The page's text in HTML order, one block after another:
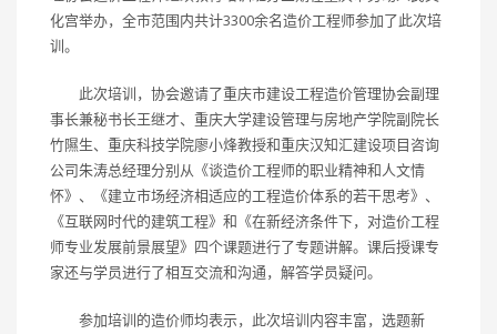
化宫举办，全市范围内共计3300余名造价工程师参加了此次培
训。
此次培训，协会邀请了重庆市建设工程造价管理协会副理
事长兼秘书长王继才、重庆大学建设管理与房地产学院副院长
竹隰生、重庆科技学院廖小烽教授和重庆汉知汇建设项目咨询
公司朱涛总经理分别从《谈造价工程师的职业精神和人文情
怀》、《建立市场经济相适应的工程造价体系的若干思考》、
《互联网时代的建筑工程》和《在新经济条件下，对造价工程
师专业发展前景展望》四个课题进行了专题讲解。课后授课专
家还与学员进行了相互交流和沟通，解答学员疑问。
参加培训的造价师均表示，此次培训内容丰富，选题新